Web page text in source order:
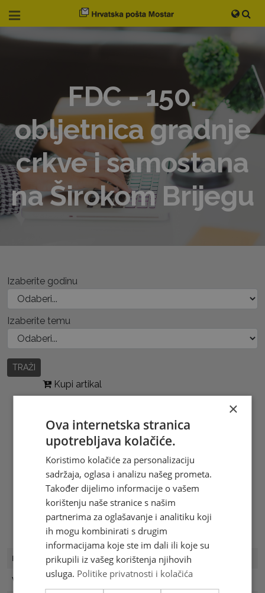
FDC - 150.
obljetnica gradnje
crkve i samostana
na Širokom Brijegu
Izaberite godinu
Izaberite temu
TRAŽI
Kupi artikal
FDC Broj FDC 3/96
Vrijednost 1.40 KM
×
Ova internetska stranica
upotrebljava kolačiće.
Koristimo kolačiće za personalizaciju
sadržaja, oglasa i analizu našeg prometa.
Također dijelimo informacije o vašem
korištenju naše stranice s našim
partnerima za oglašavanje i analitiku koji
ih mogu kombinirati s drugim
informacijama koje ste im dali ili koje su
prikupili iz vašeg korištenja njihovih
usluga. Politike privatnosti i kolačića